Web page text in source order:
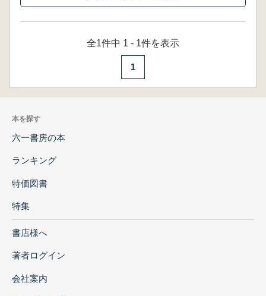
全1件中 1 - 1件を表示
1
本を探す
六一書房の本
ランキング
特価図書
特集
書店様へ
著者ログイン
会社案内